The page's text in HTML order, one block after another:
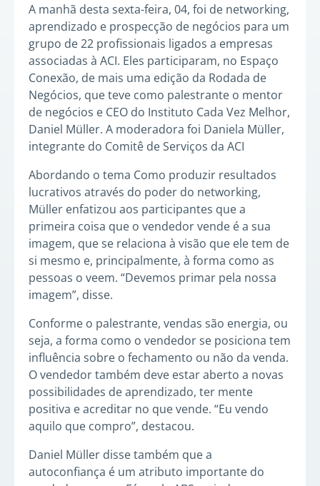
A manhã desta sexta-feira, 04, foi de networking,
aprendizado e prospecção de negócios para um
grupo de 22 profissionais ligados a empresas
associadas à ACI. Eles participaram, no Espaço
Conexão, de mais uma edição da Rodada de
Negócios, que teve como palestrante o mentor
de negócios e CEO do Instituto Cada Vez Melhor,
Daniel Müller. A moderadora foi Daniela Müller,
integrante do Comitê de Serviços da ACI
Abordando o tema Como produzir resultados
lucrativos através do poder do networking,
Müller enfatizou aos participantes que a
primeira coisa que o vendedor vende é a sua
imagem, que se relaciona à visão que ele tem de
si mesmo e, principalmente, à forma como as
pessoas o veem. “Devemos primar pela nossa
imagem”, disse.
Conforme o palestrante, vendas são energia, ou
seja, a forma como o vendedor se posiciona tem
influência sobre o fechamento ou não da venda.
O vendedor também deve estar aberto a novas
possibilidades de aprendizado, ter mente
positiva e acreditar no que vende. “Eu vendo
aquilo que compro”, destacou.
Daniel Müller disse também que a
autoconfiança é um atributo importante do